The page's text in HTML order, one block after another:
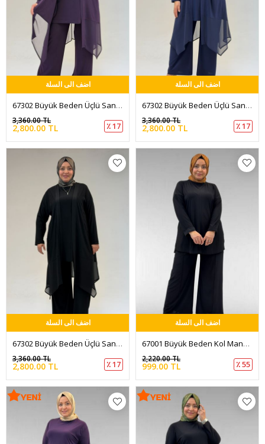
اضف الى السلة
67302 Büyük Beden Üçlü Sandy - Şifon Pantolonlu Takım - Mor
2,800.00 TL
3,360.00 TL
٪ 17
اضف الى السلة
67302 Büyük Beden Üçlü Sandy - Şifon Pantolonlu Takım - Lacivert
2,800.00 TL
3,360.00 TL
٪ 17
اضف الى السلة
67302 Büyük Beden Üçlü Sandy - Şifon Pantolonlu Takım - Siyah
2,800.00 TL
3,360.00 TL
٪ 17
اضف الى السلة
67001 Büyük Beden Kol Manşeti Duble Model Sandy Pantolonlu Takım - Siyah
999.00 TL
2,220.00 TL
٪ 55